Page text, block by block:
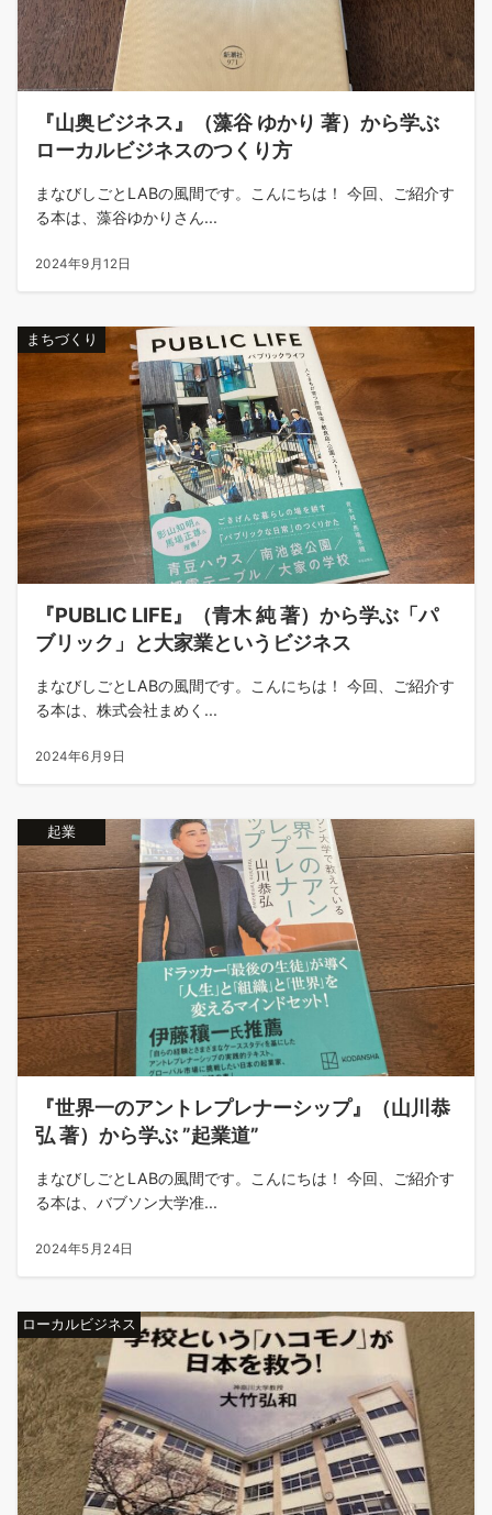
『山奥ビジネス』（藻谷 ゆかり 著）から学ぶ
ローカルビジネスのつくり方
まなびしごとLABの風間です。こんにちは！ 今回、ご紹介す
る本は、藻谷ゆかりさん...
2024年9月12日
まちづくり
『PUBLIC LIFE』（青木 純 著）から学ぶ「パ
ブリック」と大家業というビジネス
まなびしごとLABの風間です。こんにちは！ 今回、ご紹介す
る本は、株式会社まめく...
2024年6月9日
起業
『世界一のアントレプレナーシップ』（山川恭
弘 著）から学ぶ ”起業道”
まなびしごとLABの風間です。こんにちは！ 今回、ご紹介す
る本は、バブソン大学准...
2024年5月24日
ローカルビジネス